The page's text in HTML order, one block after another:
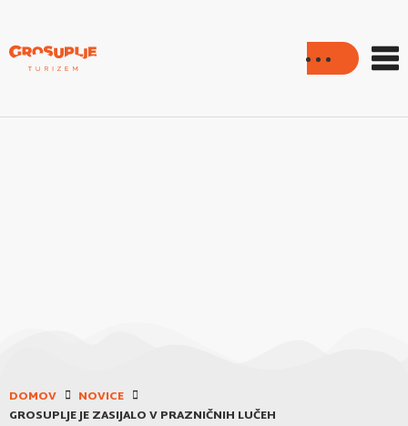
DOMOV
NOVICE
GROSUPLJE JE ZASIJALO V PRAZNIČNIH LUČEH